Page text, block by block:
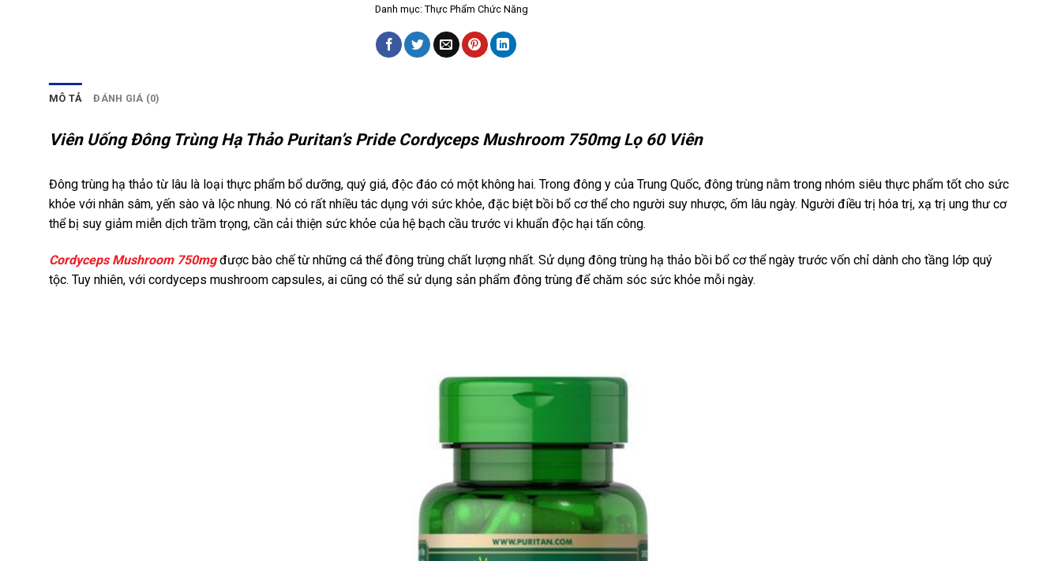
Danh mục: Thực Phẩm Chức Năng
MÔ TẢ ĐÁNH GIÁ (0)
Viên Uống Đông Trùng Hạ Thảo Puritan’s Pride Cordyceps Mushroom 750mg Lọ 60 Viên
Đông trùng hạ thảo từ lâu là loại thực phẩm bổ dưỡng, quý giá, độc đáo có một không hai. Trong đông y của Trung Quốc, đông trùng nằm trong nhóm siêu thực phẩm tốt cho sức
khỏe với nhân sâm, yến sào và lộc nhung. Nó có rất nhiều tác dụng với sức khỏe, đặc biệt bồi bổ cơ thể cho người suy nhược, ốm lâu ngày. Người điều trị hóa trị, xạ trị ung thư cơ
thể bị suy giảm miễn dịch trầm trọng, cần cải thiện sức khỏe của hệ bạch cầu trước vi khuẩn độc hại tấn công.
Cordyceps Mushroom 750mgđược bào chế từ những cá thể đông trùng chất lượng nhất. Sử dụng đông trùng hạ thảo bồi bổ cơ thể ngày trước vốn chỉ dành cho tầng lớp quý
tộc. Tuy nhiên, với cordyceps mushroom capsules, ai cũng có thể sử dụng sản phẩm đông trùng để chăm sóc sức khỏe mỗi ngày.